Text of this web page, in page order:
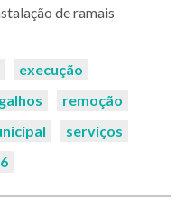
de ramais
execução
galhos
remoção
serviços